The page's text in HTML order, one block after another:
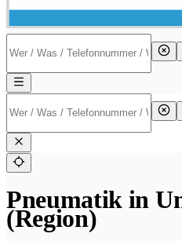
Pneumatik in
(Region)